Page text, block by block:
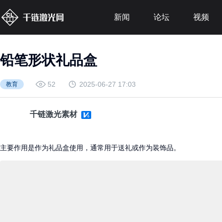
新闻 论坛 视频
铅笔形状礼品盒
教育 52 2025-06-27 17:03
千链激光素材
主要作用是作为礼品盒使用，通常用于送礼或作为装饰品。